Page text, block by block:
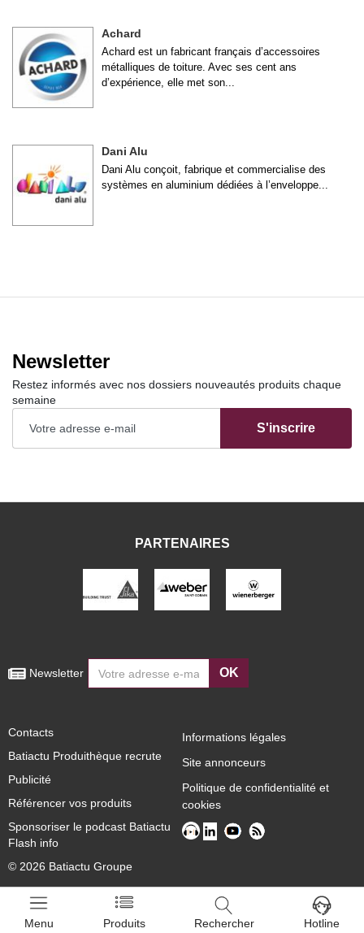
Menu Produits Rechercher Hotline
Achard
Achard est un fabricant français d’accessoires
métalliques de toiture. Avec ses cent ans
d’expérience, elle met son...
Dani Alu
Dani Alu conçoit, fabrique et commercialise des
systèmes en aluminium dédiées à l’enveloppe...
Newsletter
Restez informés avec nos dossiers nouveautés produits chaque
semaine
S'inscrire
PARTENAIRES
Newsletter OK
Contacts
Batiactu Produithèque recrute
Publicité
Référencer vos produits
Sponsoriser le podcast Batiactu
Flash info
© 2026 Batiactu Groupe
Informations légales
Site annonceurs
Politique de confidentialité et
cookies